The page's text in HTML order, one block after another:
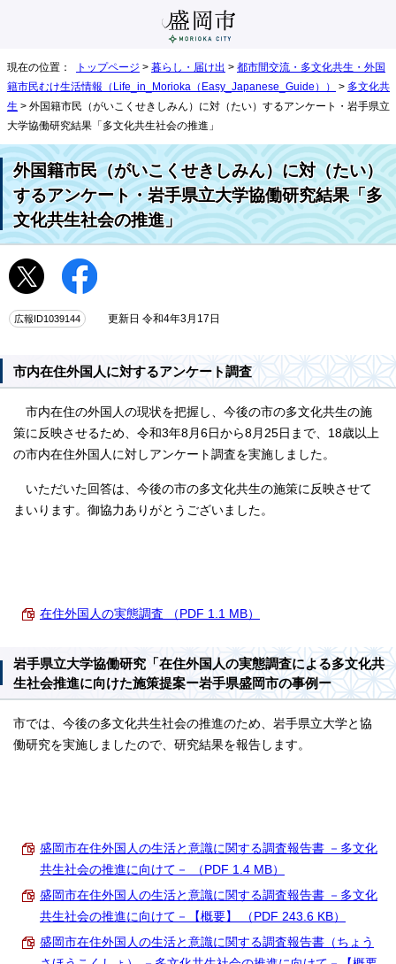
現在の位置： トップページ > 暮らし・届け出 > 都市間交流・多文化共生・外国
籍市民むけ生活情報（Life_in_Morioka（Easy_Japanese_Guide））
> 多文化共
生 > 外国籍市民（がいこくせきしみん）に対（たい）するアンケート・岩手県立
大学協働研究結果「多文化共生社会の推進」
外国籍市民（がいこくせきしみん）に対（たい）
するアンケート・岩手県立大学協働研究結果「多
文化共生社会の推進」
広報ID1039144 更新日 令和4年3月17日
市内在住外国人に対するアンケート調査
市内在住の外国人の現状を把握し、今後の市の多文化共生の施
策に反映させるため、令和3年8月6日から8月25日まで、18歳以上
の市内在住外国人に対しアンケート調査を実施しました。
いただいた回答は、今後の市の多文化共生の施策に反映させて
まいります。御協力ありがとうございました。
在住外国人の実態調査 （PDF 1.1 MB）
岩手県立大学協働研究「在住外国人の実態調査による多文化共
生社会推進に向けた施策提案ー岩手県盛岡市の事例ー
市では、今後の多文化共生社会の推進のため、岩手県立大学と協
働研究を実施しましたので、研究結果を報告します。
盛岡市在住外国人の生活と意識に関する調査報告書 －多文化
共生社会の推進に向けて－ （PDF 1.4 MB）
盛岡市在住外国人の生活と意識に関する調査報告書 －多文化
共生社会の推進に向けて－【概要】 （PDF 243.6 KB）
盛岡市在住外国人の生活と意識に関する調査報告書（ちょう